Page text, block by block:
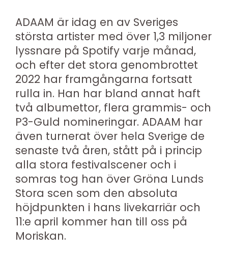
ADAAM är idag en av Sveriges
största artister med över 1,3 miljoner
lyssnare på Spotify varje månad,
och efter det stora genombrottet
2022 har framgångarna fortsatt
rulla in. Han har bland annat haft
två albumettor, flera grammis- och
P3-Guld nomineringar. ADAAM har
även turnerat över hela Sverige de
senaste två åren, stått på i princip
alla stora festivalscener och i
somras tog han över Gröna Lunds
Stora scen som den absoluta
höjdpunkten i hans livekarriär och
11:e april kommer han till oss på
Moriskan.